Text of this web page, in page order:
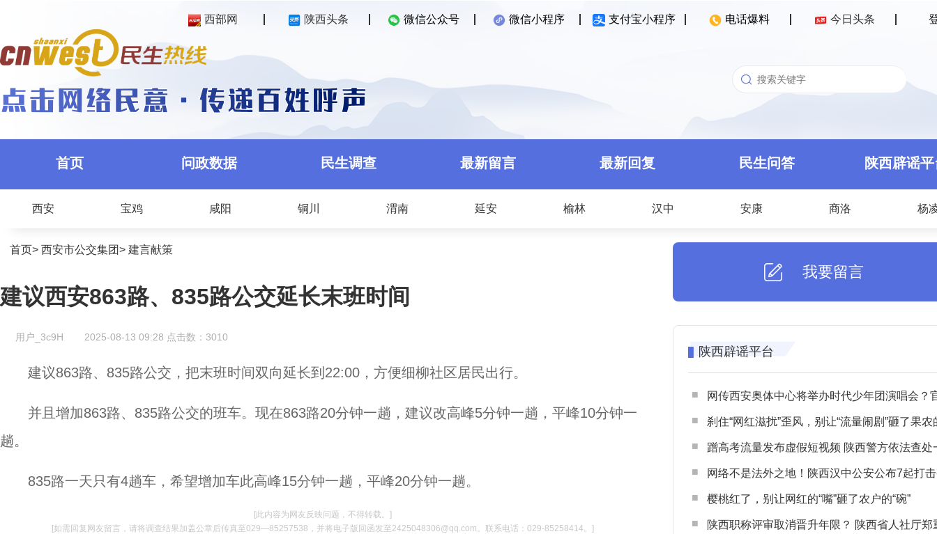
西部网 陕西头条 微信公众号 微信小程序 支付宝小程序 电话爆料 今日头条
首页 问政数据 民生调查 最新留言 最新回复 民生问答 陕西辟谣
西安 宝鸡 咸阳 铜川 渭南 延安 榆林 汉中 安康 商洛 杨
首页> 西安市公交集团> 建言献策
建议西安863路、835路公交延长末班时间
用户_3c9H 2025-08-13 09:28 点击数： 3010
建议863路、835路公交，把末班时间双向延长到22:00，方便细柳社区居民出行。
并且增加863路、835路公交的班车。现在863路20分钟一趟，建议改高峰5分钟一趟，平峰10分钟一
趟。
835路一天只有4趟车，希望增加车此高峰15分钟一趟，平峰20分钟一趟。
[此内容为网友反映问题，不得转载。]
[如需回复网友留言，请将调查结果加盖公章后传真至029—85257538，并将电子版回函发至2425048306@qq.com。联系电话：029-85258414。]
我要留言
陕西辟谣平台
网传西安奥体中心将举办时代少年团演唱会？官方回应：纯
刹住“网红滋扰”歪风，别让“流量闹剧”砸了果农
蹭高考流量发布虚假短视频 陕西警方依法查处一起涉高考网络
网络不是法外之地！陕西汉中公安公布7起打击整治网谣网暴典型
樱桃红了，别让网红的“嘴”砸了农户的“碗”
陕西职称评审取消晋升年限？ 陕西省人社厅郑重声明 谨防职称评审不实言